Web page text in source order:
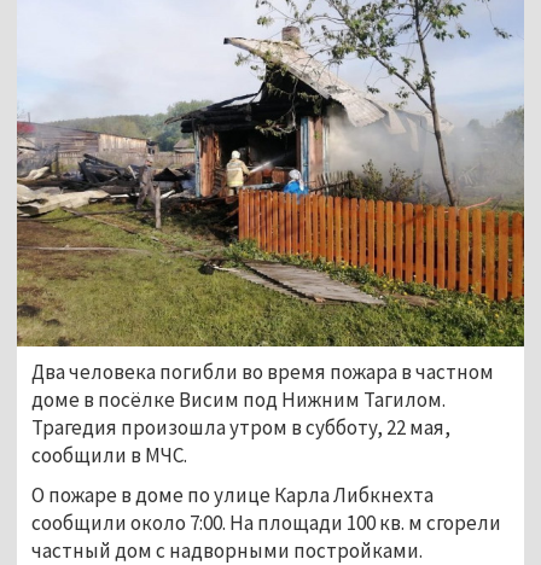
Два человека погибли во время пожара в частном
доме в посёлке Висим под Нижним Тагилом.
Трагедия произошла утром в субботу, 22 мая,
сообщили в МЧС.
О пожаре в доме по улице Карла Либкнехта
сообщили около 7:00. На площади 100 кв. м сгорели
частный дом с надворными постройками.